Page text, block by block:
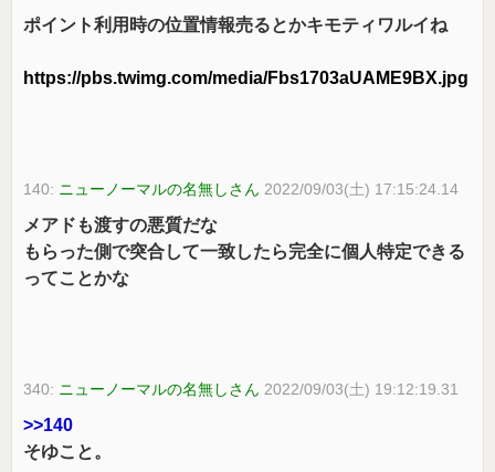
ポイント利用時の位置情報売るとかキモティワルイね
https://pbs.twimg.com/media/Fbs1703aUAME9BX.jpg
140: ニューノーマルの名無しさん 2022/09/03(土) 17:15:24.14
メアドも渡すの悪質だな
もらった側で突合して一致したら完全に個人特定できる
ってことかな
340: ニューノーマルの名無しさん 2022/09/03(土) 19:12:19.31
>>140
そゆこと。